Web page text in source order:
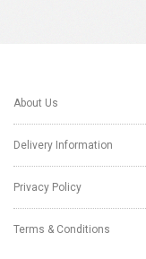
About Us
Delivery Information
Privacy Policy
Terms & Conditions